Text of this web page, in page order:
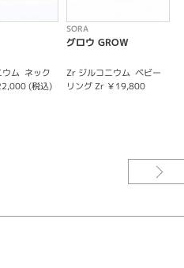
ンジサービス付きです
ム ネック
(税込)
SORA
グロウ GROW
Zr ジルコニウム ベビー
リング Zr ￥19,800